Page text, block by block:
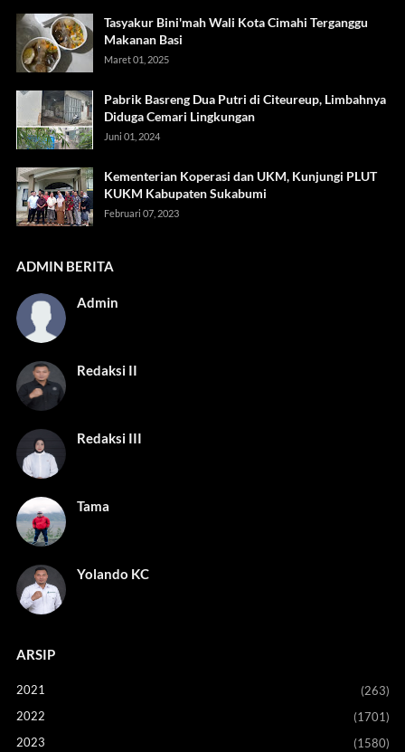
Tasyakur Bini'mah Wali Kota Cimahi Terganggu
Makanan Basi
Maret 01, 2025
Pabrik Basreng Dua Putri di Citeureup, Limbahnya
Diduga Cemari Lingkungan
Juni 01, 2024
Kementerian Koperasi dan UKM, Kunjungi PLUT
KUKM Kabupaten Sukabumi
Februari 07, 2023
ADMIN BERITA
Admin
Redaksi II
Redaksi III
Tama
Yolando KC
ARSIP
2021
(263)
2022
(1701)
2023
(1580)